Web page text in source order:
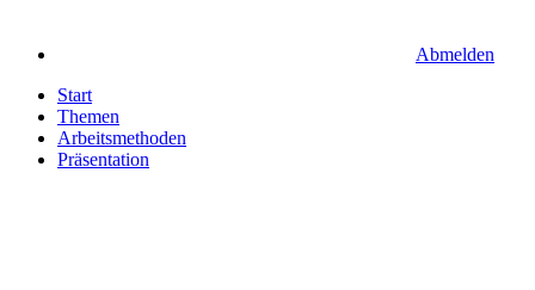
Abmelden
Start
Themen
Arbeitsmethoden
Präsentation